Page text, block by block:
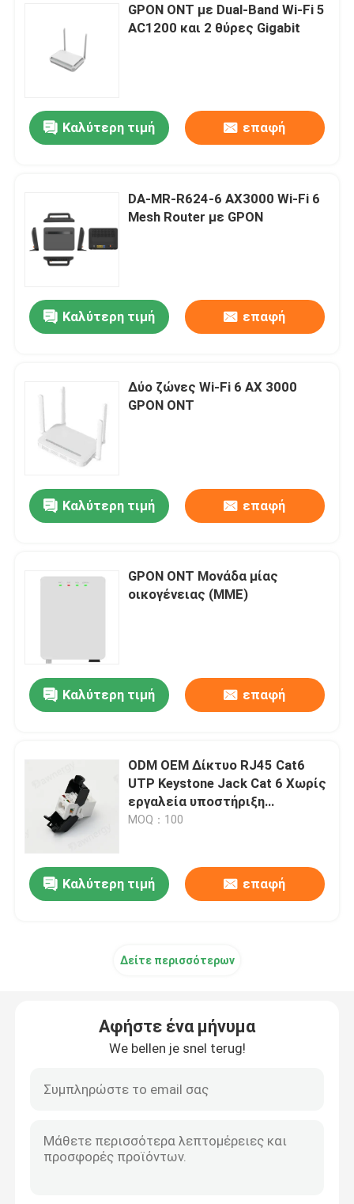
Σπίτι
Προϊόντα
GPON ONT με Dual-Band Wi-Fi 5
AC1200 και 2 θύρες Gigabit
Καλύτερη τιμή επαφή
DA-MR-R624-6 AX3000 Wi-Fi 6
Mesh Router με GPON
Καλύτερη τιμή επαφή
Δύο ζώνες Wi-Fi 6 AX 3000
GPON ONT
Καλύτερη τιμή επαφή
GPON ONT Μονάδα μίας
οικογένειας (ΜΜΕ)
Καλύτερη τιμή επαφή
ODM OEM Δίκτυο RJ45 Cat6
UTP Keystone Jack Cat 6 Χωρίς
εργαλεία υποστήριξη
Μονούλης Socket Gigabit PoE 7
MOQ：100
Καλύτερη τιμή επαφή
Δείτε περισσότερων
Αφήστε ένα μήνυμα
We bellen je snel terug!